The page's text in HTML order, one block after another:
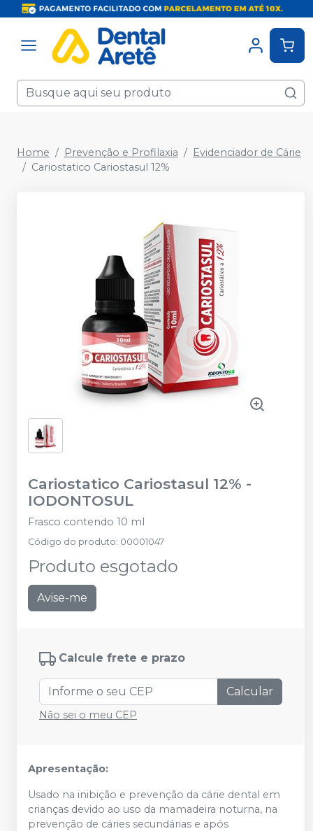
Home Prevenção e Profilaxia
Evidenciador de Cárie
Cariostatico Cariostasul 12%
Cariostatico Cariostasul 12% -
IODONTOSUL
Frasco contendo 10 ml
Código do produto: 00001047
Produto esgotado
Avise-me
Calcule frete e prazo
Calcular
Não sei o meu CEP
Apresentação:
Usado na inibição e prevenção da cárie dental em
crianças devido ao uso da mamadeira noturna, na
prevenção de cáries secundárias e após